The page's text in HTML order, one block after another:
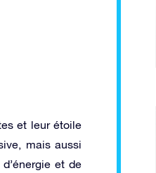
et leur étoile
mais aussi
et de